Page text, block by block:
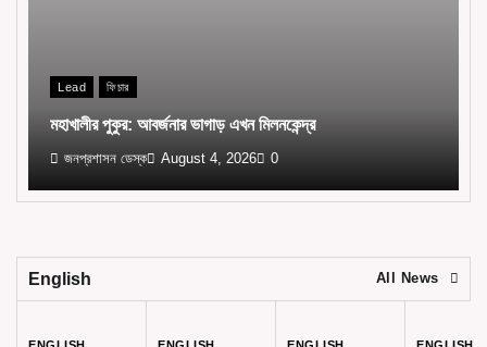
Lead ফিচার
মহাখালীর পুকুর: আবর্জনার ভাগাড় এখন মিলনকেন্দ্র
জনপ্রশাসন ডেস্ক August 4, 2026 0
English All News